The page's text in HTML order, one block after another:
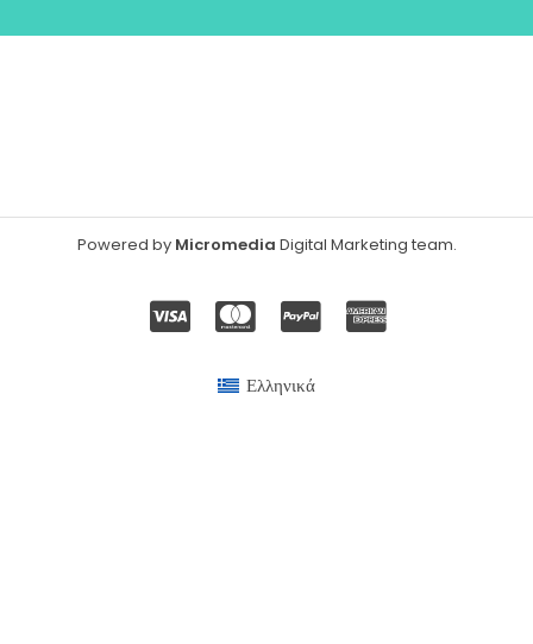
Powered by Micromedia Digital Marketing team.
Ελληνικά